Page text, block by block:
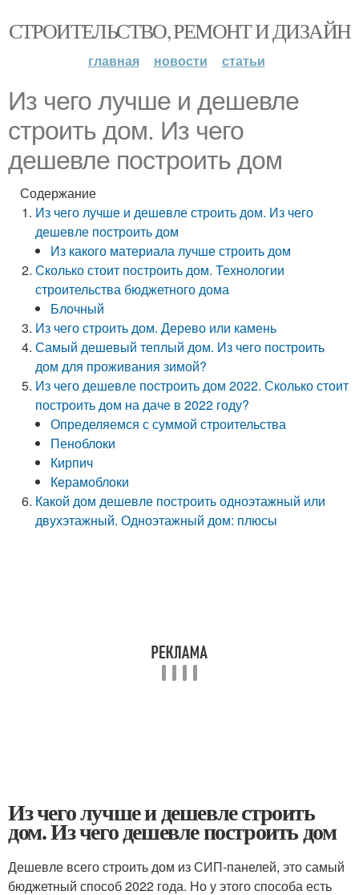
СТРОИТЕЛЬСТВО, РЕМОНТ И ДИЗАЙН
главная новости статьи
Из чего лучше и дешевле
строить дом. Из чего
дешевле построить дом
Содержание
Из чего лучше и дешевле строить дом. Из чего
дешевле построить дом
Из какого материала лучше строить дом
Сколько стоит построить дом. Технологии
строительства бюджетного дома
Блочный
Из чего строить дом. Дерево или камень
Самый дешевый теплый дом. Из чего построить
дом для проживания зимой?
Из чего дешевле построить дом 2022. Сколько стоит
построить дом на даче в 2022 году?
Определяемся с суммой строительства
Пеноблоки
Кирпич
Керамоблоки
Какой дом дешевле построить одноэтажный или
двухэтажный. Одноэтажный дом: плюсы
Из чего лучше и дешевле строить
дом. Из чего дешевле построить дом
Дешевле всего строить дом из СИП-панелей, это самый
бюджетный способ 2022 года. Но у этого способа есть